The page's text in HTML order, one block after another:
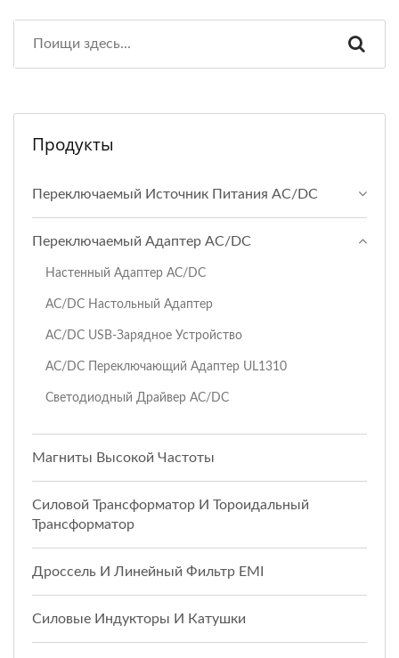
Продукты
Переключаемый Источник Питания AC/DC
Переключаемый Адаптер AC/DC
Настенный Адаптер AC/DC
AC/DC Настольный Адаптер
AC/DC USB-Зарядное Устройство
AC/DC Переключающий Адаптер UL1310
Светодиодный Драйвер AC/DC
Магниты Высокой Частоты
Силовой Трансформатор И Тороидальный
Трансформатор
Дроссель И Линейный Фильтр EMI
Силовые Индукторы И Катушки